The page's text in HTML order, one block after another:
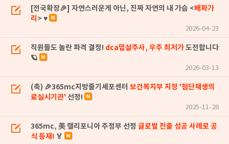
[전국확장🎉] 자연스러운게 아닌, 진짜 자연의 내 가슴 <배파가
리 > ♥
2026-04-23
직원들도 놀란 파격 결정! dca밉살주사, 우주 최저가도전합니다
🪐
2026-03-13
(축) 🎉365mc지방줄기세포센터 보건복지부 지정 '첨단재생의
료실시기관' 선정!
2025-11-28
365mc, 美 캘리포니아 주정부 선정 글로벌 진출 성공 사례로 공
식 등재! 🏅